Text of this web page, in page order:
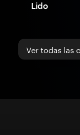
Lido
Ver todas las